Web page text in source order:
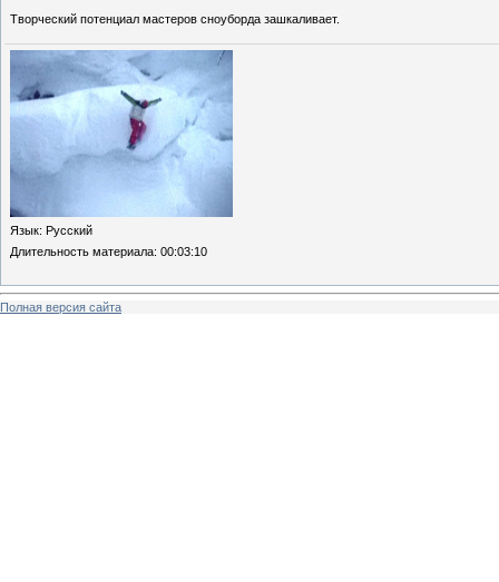
Творческий потенциал мастеров сноуборда зашкаливает.
Язык: Русский
Длительность материала: 00:03:10
Полная версия сайта